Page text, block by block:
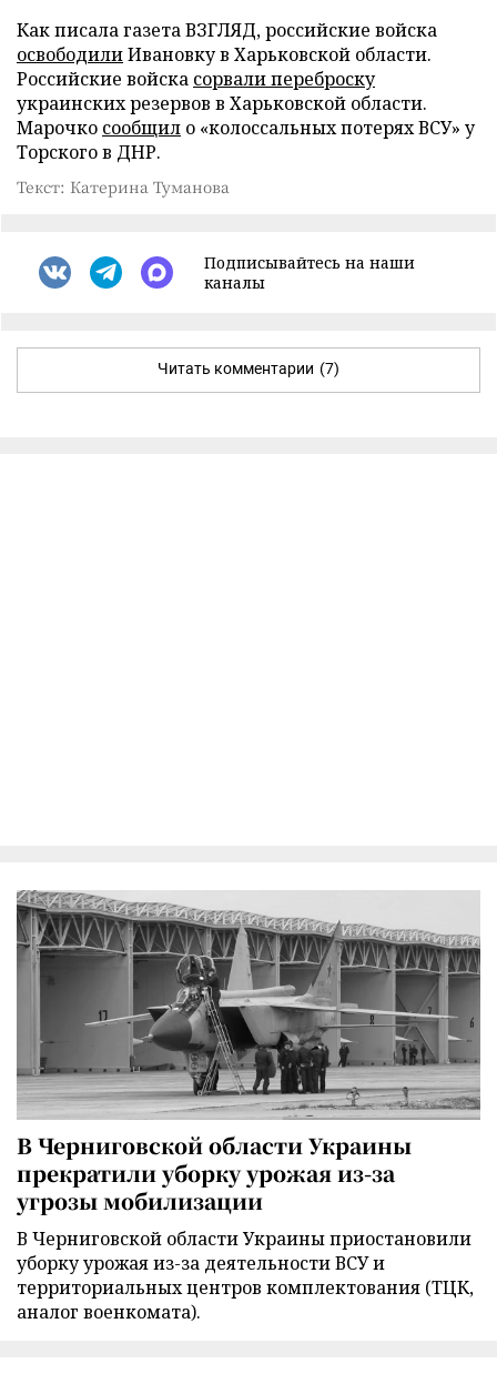
Как писала газета ВЗГЛЯД, российские войска
освободилиИвановку в Харьковской области.
Российские войска сорвали переброску
украинских резервов в Харьковской области.
Марочко сообщил о «колоссальных потерях ВСУ» у
Торского в ДНР.
Текст: Катерина Туманова
Подписывайтесь на наши
каналы
Читать комментарии (7)
В Черниговской области Украины
прекратили уборку урожая из-за
угрозы мобилизации
В Черниговской области Украины приостановили
уборку урожая из-за деятельности ВСУ и
территориальных центров комплектования (ТЦК,
аналог военкомата).